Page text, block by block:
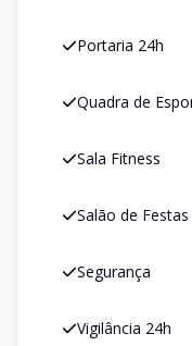
Portaria 24h
Quadra de
Sala Fitness
Salão de Festas
Segurança
Vigilância 24h